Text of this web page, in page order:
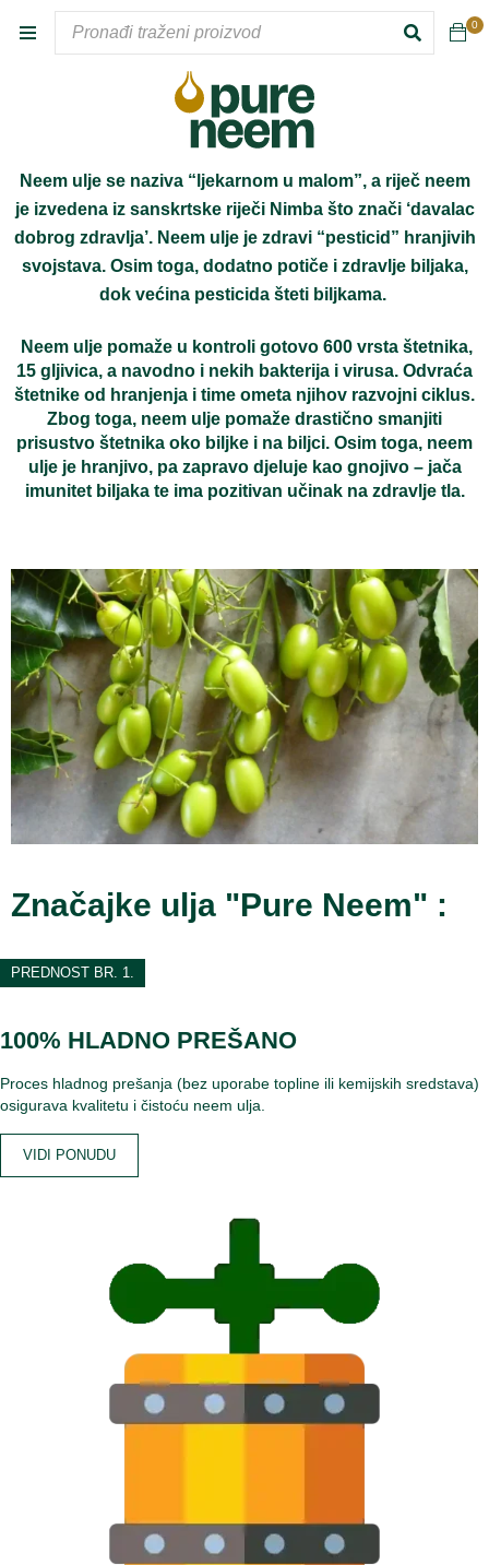
0
Neem ulje se naziva “ljekarnom u malom”, a riječ neem
je izvedena iz sanskrtske riječi Nimba što znači ‘davalac
dobrog zdravlja’. Neem ulje je zdravi “pesticid” hranjivih
svojstava. Osim toga, dodatno potiče i zdravlje biljaka,
dok većina pesticida šteti biljkama.
Neem ulje pomaže u kontroli gotovo 600 vrsta štetnika,
15 gljivica, a navodno i nekih bakterija i virusa. Odvraća
štetnike od hranjenja i time ometa njihov razvojni ciklus.
Zbog toga, neem ulje pomaže drastično smanjiti
prisustvo štetnika oko biljke i na biljci. Osim toga, neem
ulje je hranjivo, pa zapravo djeluje kao gnojivo – jača
imunitet biljaka te ima pozitivan učinak na zdravlje tla.
Značajke ulja "Pure Neem" :
PREDNOST BR. 1.
100% HLADNO PREŠANO
Proces hladnog prešanja (bez uporabe topline ili kemijskih sredstava)
osigurava kvalitetu i čistoću neem ulja.
VIDI PONUDU